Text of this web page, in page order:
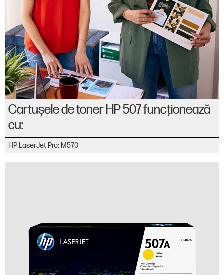
Cartuşele de toner HP 507 funcţionează
cu:
HP LaserJet Pro: M570